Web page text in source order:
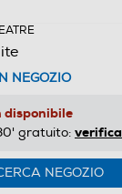
NEGOZIO
disponibile
gratuito: verifica
NEGOZIO